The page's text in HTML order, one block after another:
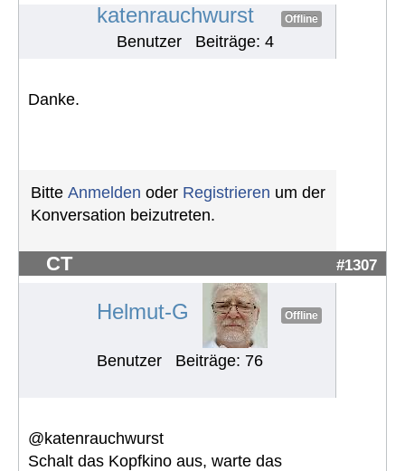
katenrauchwurst Offline
Benutzer Beiträge: 4
Danke.
Bitte Anmelden oder Registrieren um der
Konversation beizutreten.
CT #1307
Helmut-G Offline
Benutzer Beiträge: 76
@katenrauchwurst
Schalt das Kopfkino aus, warte das